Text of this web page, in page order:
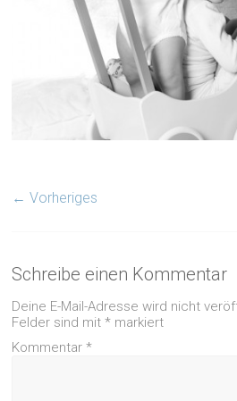
← Vorheriges
Schreibe einen Kommentar
Deine E-Mail-Adresse wird nicht
Felder sind mit* markiert
Kommentar*